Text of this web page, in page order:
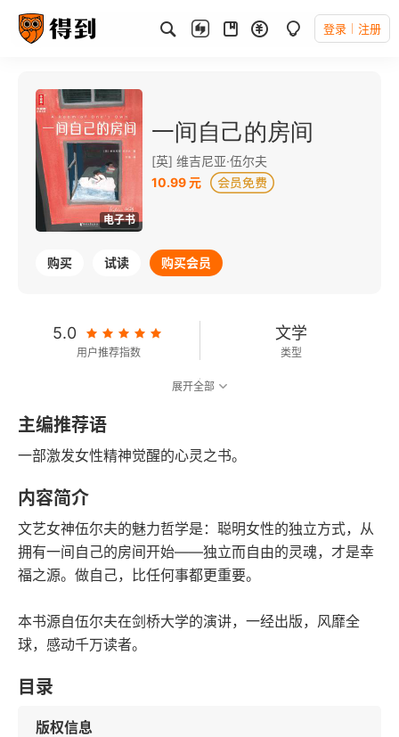
登录 注册
电子书
一间自己的房间
[英] 维吉尼亚·伍尔夫
10.99 元
购买 试读 购买会员
5.0
用户推荐指数
文学
类型
2024-10-01
发行日期
展开全部
主编推荐语
一部激发女性精神觉醒的心灵之书。
内容简介
文艺女神伍尔夫的魅力哲学是：聪明女性的独立方式，从
拥有一间自己的房间开始——独立而自由的灵魂，才是幸
福之源。做自己，比任何事都更重要。
本书源自伍尔夫在剑桥大学的演讲，一经出版，风靡全
球，感动千万读者。
目录
版权信息